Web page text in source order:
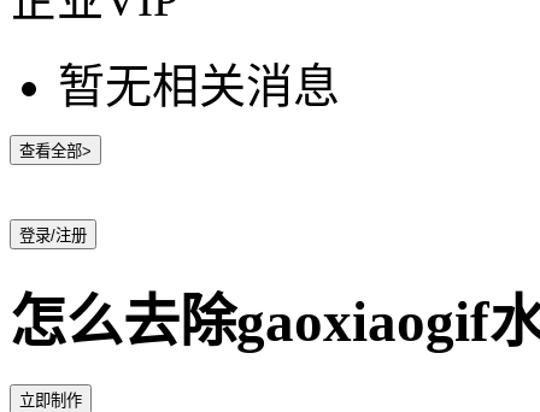
暂无相关消息
查看全部>
登录/注册
怎么去除gaoxiaogif
立即制作